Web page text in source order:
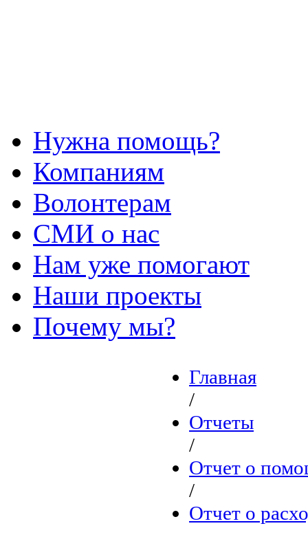
Нужна помощь?
Компаниям
Волонтерам
СМИ о нас
Нам уже помогают
Наши проекты
Почему мы?
Главная
/
Отчеты
/
Отчет о
/
Отчет о